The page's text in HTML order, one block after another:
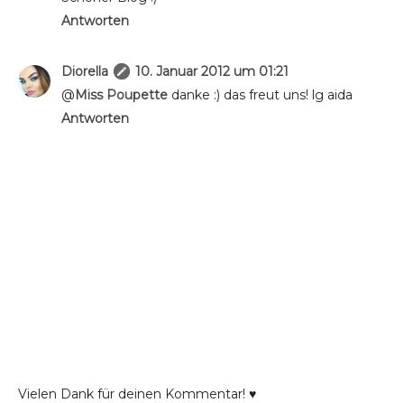
Antworten
Diorella
10. Januar 2012 um 01:21
@Miss Poupette danke :) das freut uns! lg aida
Antworten
Vielen Dank für deinen Kommentar! ♥